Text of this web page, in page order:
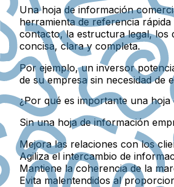
Una hoja de información
herramienta de referencia
contacto, la estructura legal, los
concisa, clara y completa.
Por ejemplo, un inversor
de su empresa sin necesidad de
¿Por qué es importante una
Sin una hoja de información
Mejora las relaciones con los
Agiliza el intercambio de
Mantiene la coherencia de la
Evita malentendidos al